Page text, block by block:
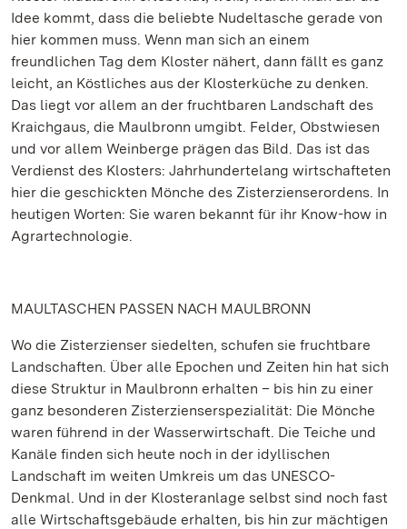
Idee kommt, dass die beliebte Nudeltasche gerade von
hier kommen muss. Wenn man sich an einem
freundlichen Tag dem Kloster nähert, dann fällt es ganz
leicht, an Köstliches aus der Klosterküche zu denken.
Das liegt vor allem an der fruchtbaren Landschaft des
Kraichgaus, die Maulbronn umgibt. Felder, Obstwiesen
und vor allem Weinberge prägen das Bild. Das ist das
Verdienst des Klosters: Jahrhundertelang wirtschafteten
hier die geschickten Mönche des Zisterzienserordens. In
heutigen Worten: Sie waren bekannt für ihr Know-how in
Agrartechnologie.
MAULTASCHEN PASSEN NACH MAULBRONN
Wo die Zisterzienser siedelten, schufen sie fruchtbare
Landschaften. Über alle Epochen und Zeiten hin hat sich
diese Struktur in Maulbronn erhalten – bis hin zu einer
ganz besonderen Zisterzienserspezialität: Die Mönche
waren führend in der Wasserwirtschaft. Die Teiche und
Kanäle finden sich heute noch in der idyllischen
Landschaft im weiten Umkreis um das UNESCO-
Denkmal. Und in der Klosteranlage selbst sind noch fast
alle Wirtschaftsgebäude erhalten, bis hin zur mächtigen